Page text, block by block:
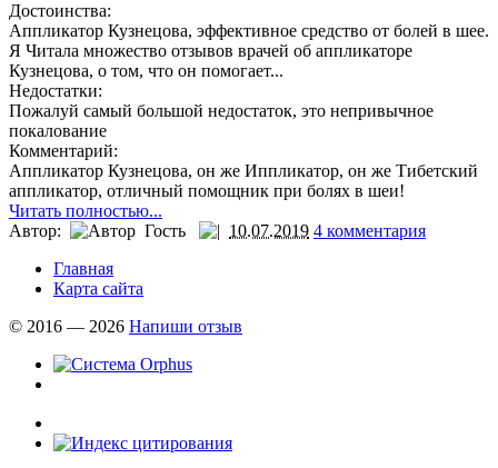
Достоинства:
Аппликатор Кузнецова, эффективное средство от болей в шее.
Я Читала множество отзывов врачей об аппликаторе
Кузнецова, о том, что он помогает...
Недостатки:
Пожалуй самый большой недостаток, это непривычное
покалование
Комментарий:
Аппликатор Кузнецова, он же Иппликатор, он же Тибетский
аппликатор, отличный помощник при болях в шеи!
Читать полностью...
Автор:
Гость 10.07.2019 4 комментария
Главная
Карта сайта
© 2016 — 2026 Напиши отзыв